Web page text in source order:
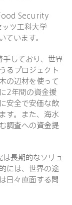
Security
ツ工科大学
ています。
手しており、世界
るプロジェクト
の辺材を使って
2年間の資金援
安全で安価な飲
す。また、海水
調査への資金提
長期的なソリュ
には、世界の途
日々直面する問